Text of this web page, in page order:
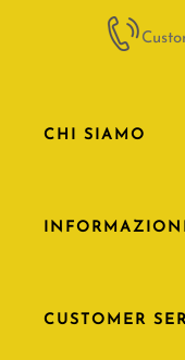
CHI SIAMO
CUSTOMER